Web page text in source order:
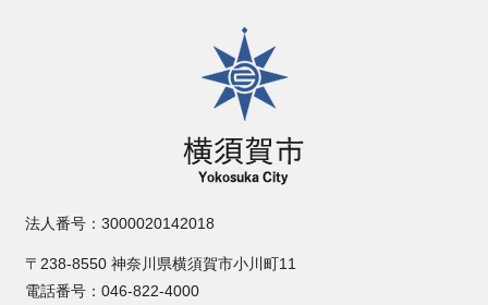
横須賀市
法人番号：3000020142018
〒238-8550 神奈川県横須賀市小川町11
電話番号：046-822-4000